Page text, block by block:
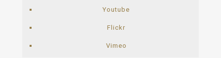
Youtube
Flickr
Vimeo